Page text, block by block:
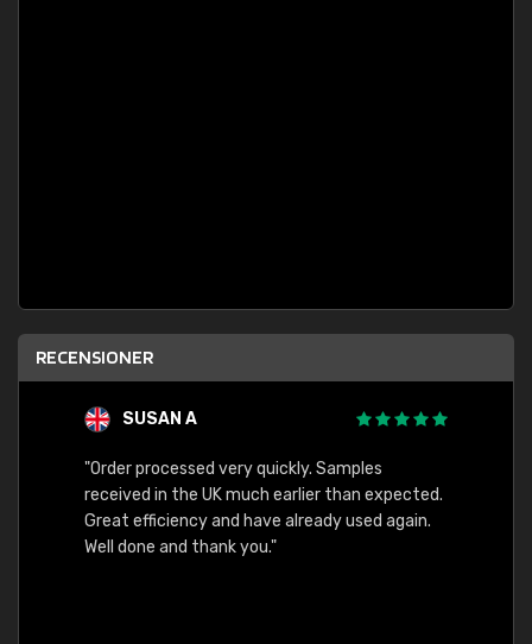
RECENSIONER
SUSAN A
"Order processed very quickly. Samples
received in the UK much earlier than expected.
Great efficiency and have already used again.
Well done and thank you."